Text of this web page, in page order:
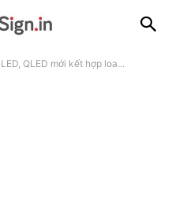
QLED mới kết hợp loa...